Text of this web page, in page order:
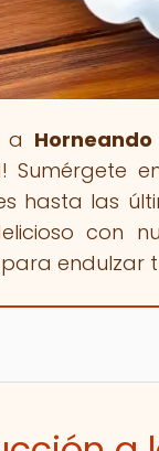
a
Sumérgete
hasta las
con
endulzar